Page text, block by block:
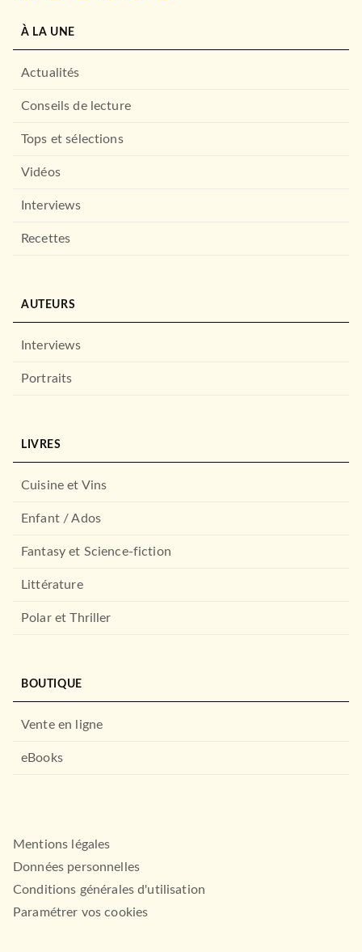
À LA UNE
Actualités
Conseils de lecture
Tops et sélections
Vidéos
Interviews
Recettes
AUTEURS
Interviews
Portraits
LIVRES
Cuisine et Vins
Enfant / Ados
Fantasy et Science-fiction
Littérature
Polar et Thriller
BOUTIQUE
Vente en ligne
eBooks
Mentions légales
Données personnelles
Conditions générales d'utilisation
Paramétrer vos cookies